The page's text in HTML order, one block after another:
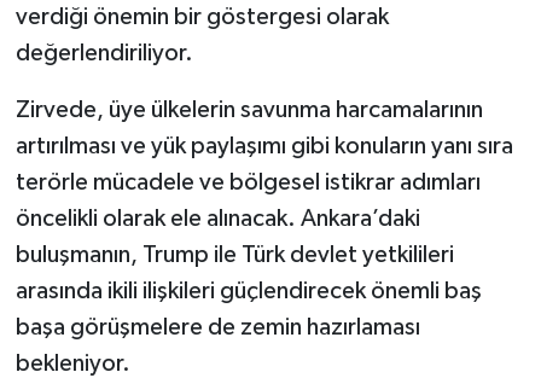
verdiği önemin bir göstergesi olarak
değerlendiriliyor.
Zirvede, üye ülkelerin savunma harcamalarının
artırılması ve yük paylaşımı gibi konuların yanı sıra
terörle mücadele ve bölgesel istikrar adımları
öncelikli olarak ele alınacak. Ankara’daki
buluşmanın, Trump ile Türk devlet yetkilileri
arasında ikili ilişkileri güçlendirecek önemli baş
başa görüşmelere de zemin hazırlaması
bekleniyor.